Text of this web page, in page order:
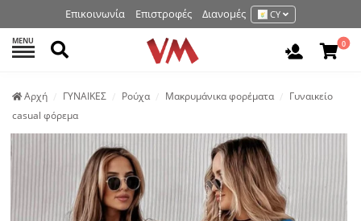
Επικοινωνία Επιστροφές Διανομές CY
MENU Αναζήτηση 0
Аρχή ΓΥΝΑΙΚΕΣ Ρούχα Μακρυμάνικα φορέματα
Γυναικείο
casual φόρεμα